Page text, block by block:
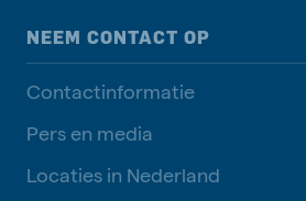
NEEM CONTACT OP
Contactinformatie
Pers en media
Locaties in Nederland